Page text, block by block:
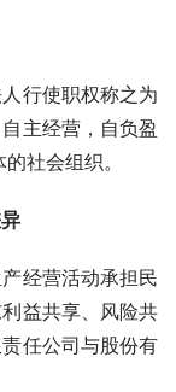
行使职权称之为
主经营，自负盈
社会组织。
经营活动承担民
益共享、风险共
任公司与股份有